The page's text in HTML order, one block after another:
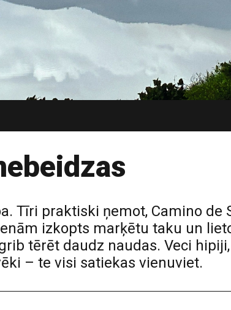
Tīri praktiski ņemot, Camino de
izkopts marķētu taku un
tērēt daudz naudas. Veci
– te visi satiekas vienuviet.